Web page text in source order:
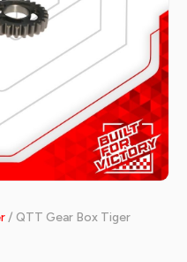
/ QTT Gear Box Tiger